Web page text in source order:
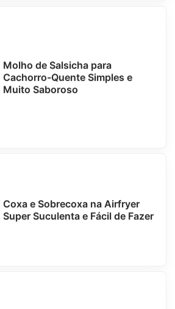
Molho de Salsicha para
Cachorro-Quente Simples e
Muito Saboroso
Coxa e Sobrecoxa na Airfryer
Super Suculenta e Fácil de Fazer